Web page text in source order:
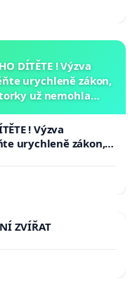
DÍTĚTE ! Výzva
urychleně zákon,
už nemohla
! Výzva
urychleně zákon,
nemohla opakovat!
ZVÍŘAT